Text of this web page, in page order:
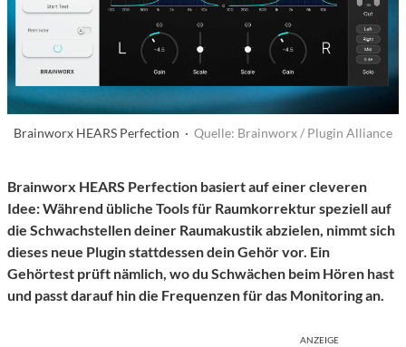
Brainworx HEARS Perfection · Quelle: Brainworx / Plugin Alliance
Brainworx HEARS Perfection basiert auf einer cleveren
Idee: Während übliche Tools für Raumkorrektur speziell auf
die Schwachstellen deiner Raumakustik abzielen, nimmt sich
dieses neue Plugin stattdessen dein Gehör vor. Ein
Gehörtest prüft nämlich, wo du Schwächen beim Hören hast
und passt darauf hin die Frequenzen für das Monitoring an.
ANZEIGE